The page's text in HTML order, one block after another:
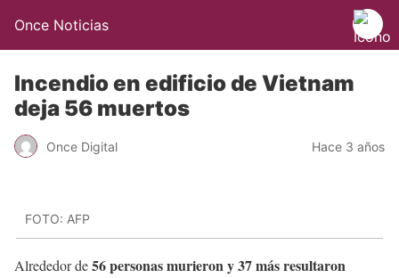
Once Noticias
Incendio en edificio de Vietnam
deja 56 muertos
Once Digital Hace 3 años
FOTO: AFP
Alrededor de56 personas murieron y 37 más resultaron